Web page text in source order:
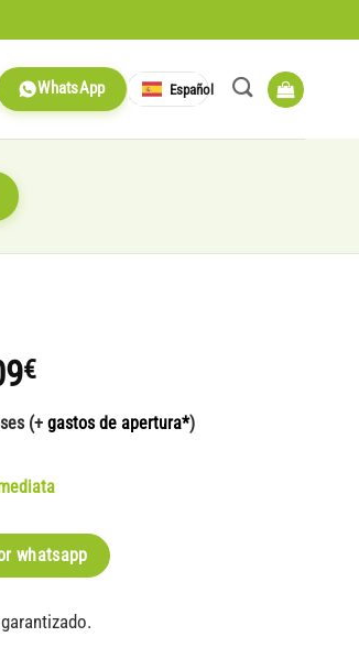
WhatsApp Español
€
(+ gastos de apertura*)
whatsapp